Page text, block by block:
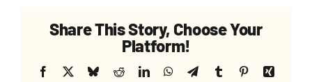
sécurité
et
dignité
Share This Story, Choose Your
Platform!
Facebook BlueskyRedditLinkedInWhatsApp
TelegramTumblr PinterestXing